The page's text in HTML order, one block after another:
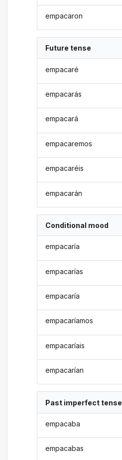
empacaron
Future tense
empacaré
empacarás
empacará
empacaremos
empacaréis
empacarán
Conditional mood
empacaría
empacarías
empacaría
empacaríamos
empacaríais
empacarían
Past imperfect tense
empacaba
empacabas